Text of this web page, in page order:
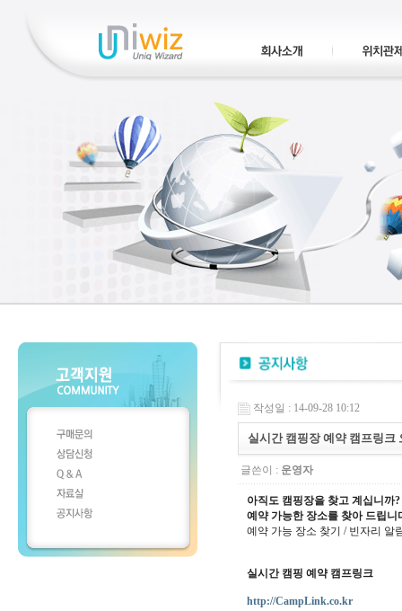
작성일 : 14-09-28 10:12
실시간 캠핑장 예약 캠프링크
글쓴이 : 운영자
아직도 캠핑장을 찾고 계십니까?
예약 가능한 장소를 찾아 드립니
예약 가능 장소 찾기 / 빈자리 알
실시간 캠핑 예약 캠프링크
http://CampLink.co.kr